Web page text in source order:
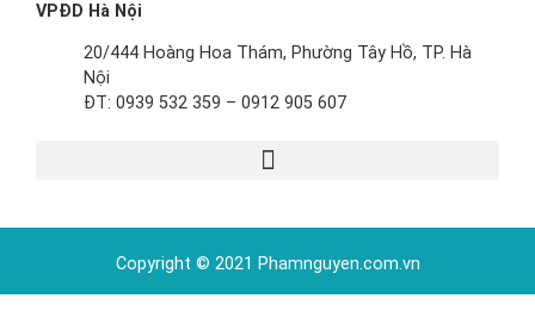
VPĐD Hà Nội
20/444 Hoàng Hoa Thám, Phường Tây Hồ, TP. Hà
Nội
ĐT: 0939 532 359 – 0912 905 607
Copyright © 2021 Phamnguyen.com.vn